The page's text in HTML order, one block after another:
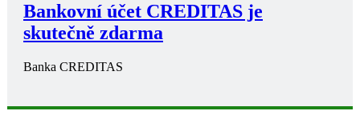
Bankovní účet CREDITAS je
skutečně zdarma
Banka CREDITAS